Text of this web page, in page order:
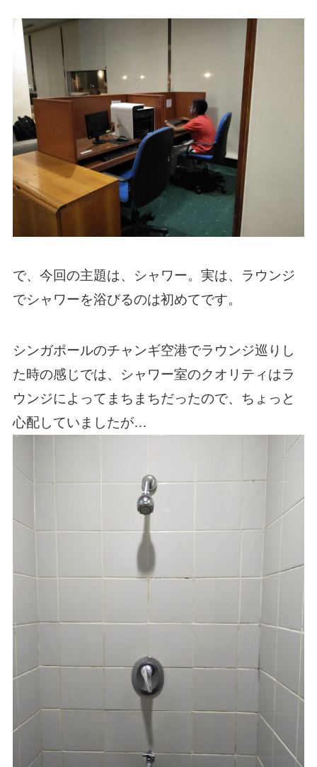
で、今回の主題は、シャワー。実は、ラウンジ
でシャワーを浴びるのは初めてです。
シンガポールのチャンギ空港でラウンジ巡りし
た時の感じでは、シャワー室のクオリティはラ
ウンジによってまちまちだったので、ちょっと
心配していましたが…